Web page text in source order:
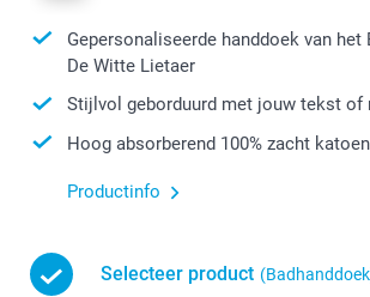
Gepersonaliseerde handdoek van het
De Witte Lietaer
Stijlvol geborduurd met jouw tekst of
Hoog absorberend 100% zacht
Productinfo
Selecteer product